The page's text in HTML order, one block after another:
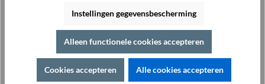
+49 421 277 9999
Afdrukken
Beschrijving van de
Instellingen gegevensbescherming
Alleen functionele cookies accepteren
Cookies accepteren Alle cookies accepteren